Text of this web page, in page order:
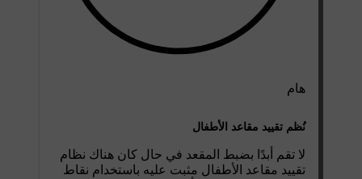
هام
نُظم تقييد مقاعد الأطفال
لا تقم أبدًا بضبط المقعد في حال كان هناك نظام
تقييد مقاعد الأطفال مثبت عليه باستخدام نقاط